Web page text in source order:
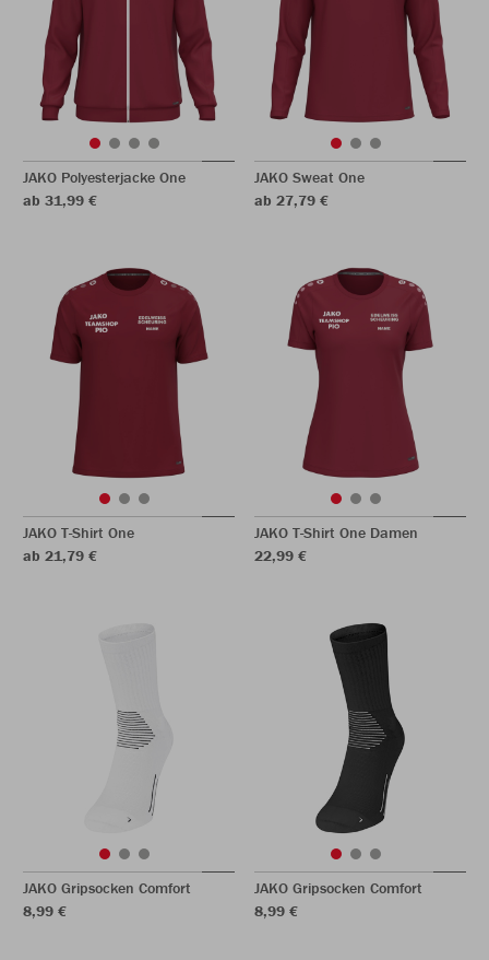
JAKO Polyesterjacke One
ab 31,99 €
JAKO Sweat One
ab 27,79 €
JAKO T-Shirt One
ab 21,79 €
JAKO T-Shirt One Damen
22,99 €
JAKO Gripsocken Comfort
8,99 €
JAKO Gripsocken Comfort
8,99 €